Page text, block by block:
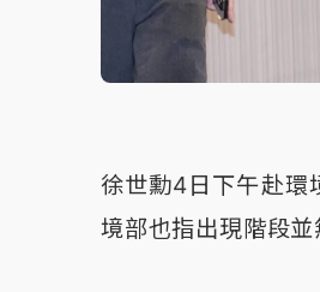
徐世勳4日下午赴環
境部也指出現階段